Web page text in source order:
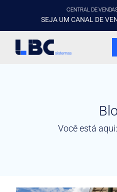
CENTRAL DE
SEJA UM CANAL DE
Você está aqui: